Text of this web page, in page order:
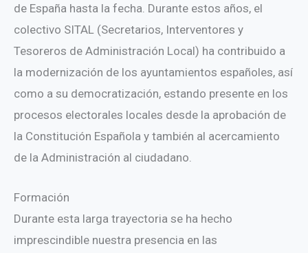
de España hasta la fecha. Durante estos años, el
colectivo SITAL (Secretarios, Interventores y
Tesoreros de Administración Local) ha contribuido a
la modernización de los ayuntamientos españoles, así
como a su democratización, estando presente en los
procesos electorales locales desde la aprobación de
la Constitución Española y también al acercamiento
de la Administración al ciudadano.
Formación
Durante esta larga trayectoria se ha hecho
imprescindible nuestra presencia en las